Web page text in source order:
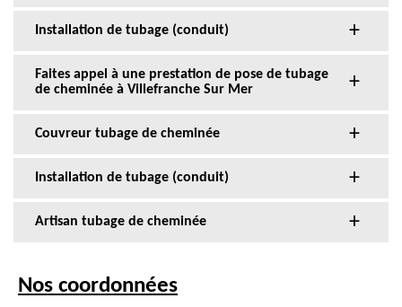
Installation de tubage (conduit)
Faites appel à une prestation de pose de tubage
de cheminée à Villefranche Sur Mer
Couvreur tubage de cheminée
Installation de tubage (conduit)
Artisan tubage de cheminée
Nos coordonnées